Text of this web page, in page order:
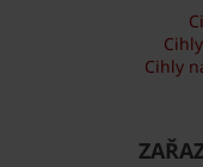
Cihly